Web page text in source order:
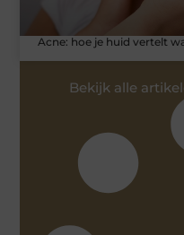
Acne: hoe je huid vertelt
Bekijk alle